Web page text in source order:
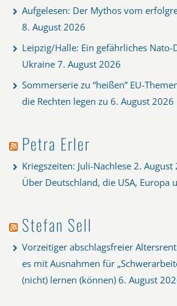
Aufgelesen: Der Mythos vom
8. August 2026
Leipzig/Halle: Ein gefährliches
Ukraine 7. August 2026
Sommerserie zu “heißen” EU-
die Rechten legen zu 6. August 2026
Petra Erler
Kriegszeiten: Juli-Nachlese 2. August
Über Deutschland, die USA, Europa
Stefan Sell
Vorzeitiger abschlagsfreier
es mit Ausnahmen für
(nicht) lernen (können) 6. August